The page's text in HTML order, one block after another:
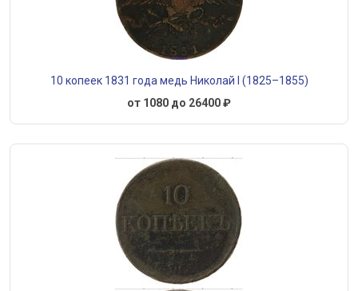
10 копеек 1831 года медь Николай I (1825–1855)
от 1080 до 26400 ₽